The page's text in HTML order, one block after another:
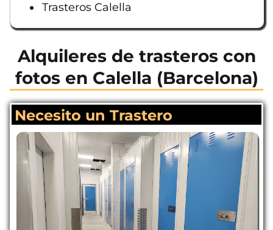
Trasteros Calella
Alquileres de trasteros con
fotos en Calella (Barcelona)
Necesito un Trastero